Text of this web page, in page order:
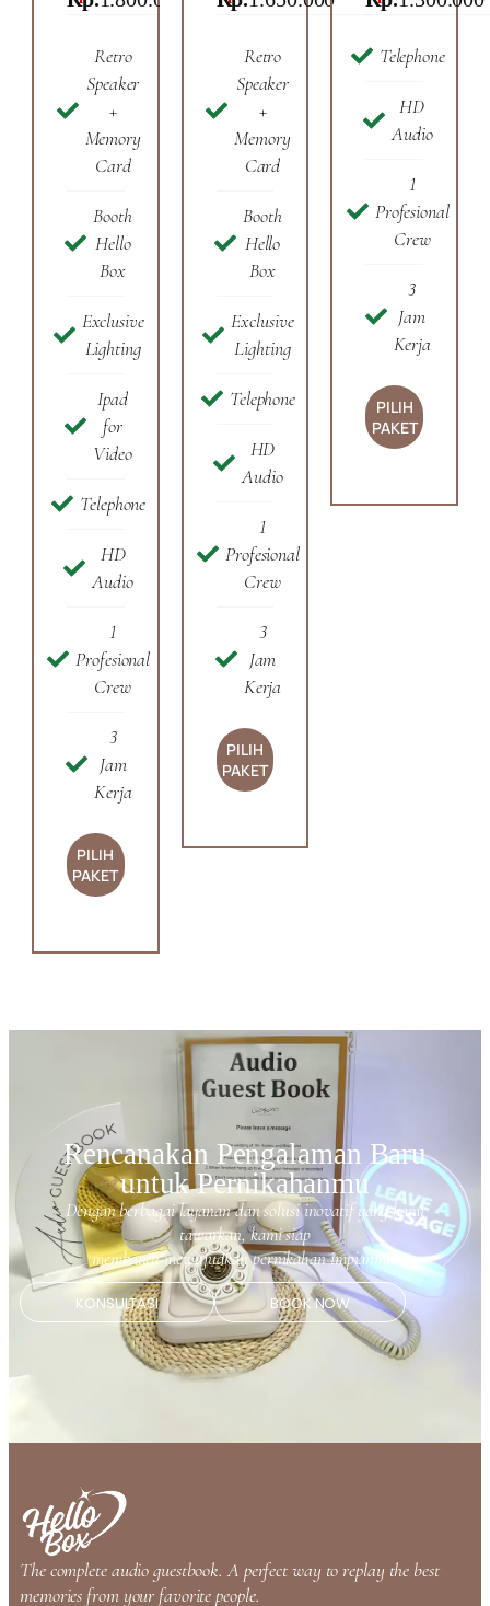
Retro
Speaker
+
Memory
Card
Booth
Hello
Box
Exclusive
Lighting
Ipad
for
Video
Telephone
HD
Audio
1
Profesional
Crew
3
Jam
Kerja
PILIH
PAKET
Retro
Speaker
+
Memory
Card
Booth
Hello
Box
Exclusive
Lighting
Telephone
HD
Audio
1
Profesional
Crew
3
Jam
Kerja
PILIH
PAKET
Telephone
HD
Audio
1
Profesional
Crew
3
Jam
Kerja
PILIH
PAKET
Rencanakan Pengalaman Baru
untuk Pernikahanmu
Dengan berbagai layanan dan solusi inovatif yang kami
tawarkan, kami siap
membantu mewujudkan pernikahan impianmu.
KONSULTASI BOOK NOW
The complete audio guestbook. A perfect way to replay the best
memories from your favorite people.